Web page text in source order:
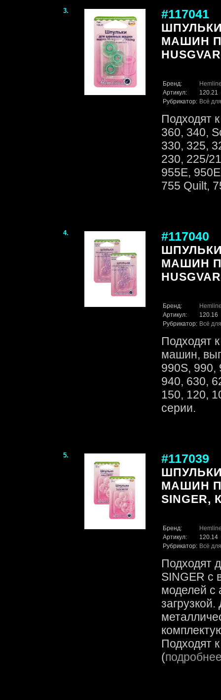
3. #117041
МАШИН
Бренд:
Артикул:
120.21
Рубрикатор: Всё
Подходят
360, 340,
330, 325,
230, 225/
955E,
755 Quilt,
4. #117040
МАШИН
Бренд:
Артикул:
120.16
Рубрикатор: Всё
Подходят
машин,
990S, 990,
940, 630,
150, 120,
серии.
5. #117039
МАШИН
SINGER,
Бренд:
Артикул:
120.14
Рубрикатор: Всё
Подходят
SINGER с
моделей с
Подходят
(